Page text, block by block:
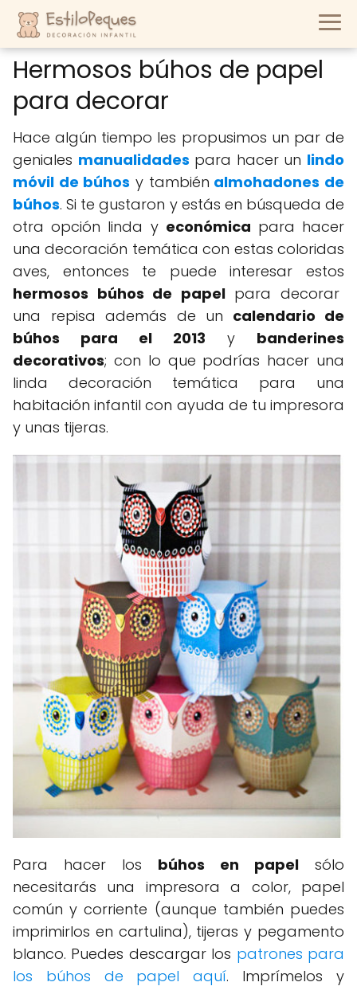
Hermosos búhos de papel
para decorar
Hace algún tiempo les propusimos un par de
geniales manualidades para hacer un lindo
móvil de búhos y también almohadones de
búhos. Si te gustaron y estás en búsqueda de
otra opción linda y económica para hacer
una decoración temática con estas coloridas
aves, entonces te puede interesar estos
hermosos búhos de papelpara decorar
una repisa además de un calendario de
búhos para el 2013 y banderines
decorativos; con lo que podrías hacer una
linda decoración temática para una
habitación infantil con ayuda de tu impresora
y unas tijeras.
Para hacer los búhos en papel sólo
necesitarás una impresora a color, papel
común y corriente (aunque también puedes
imprimirlos en cartulina), tijeras y pegamento
blanco. Puedes descargar los patrones para
los búhos de papel aquí. Imprímelos y